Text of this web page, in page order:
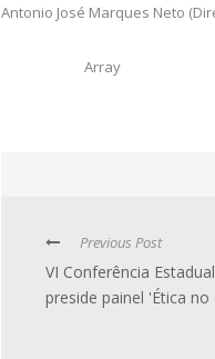
Antonio José Marques Neto
Array
Previous Post
VI Conferência
preside painel 'Ética